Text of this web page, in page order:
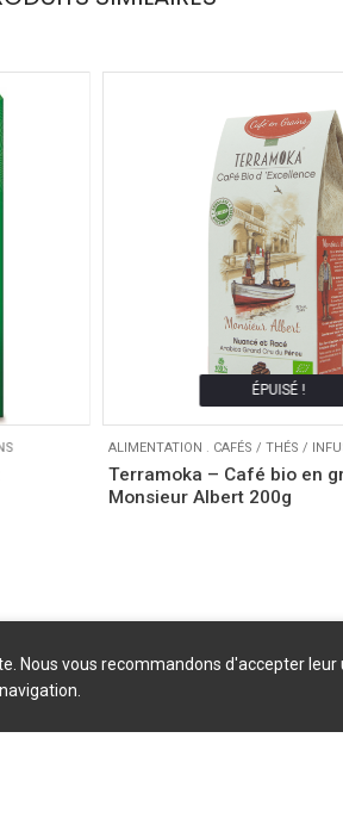
ÉPUISÉ !
ALIMENTATION . CAFÉS / THÉS /
Terramoka – Café bio en
Monsieur Albert 200g
Nous vous recommandons d'accepter
navigation.